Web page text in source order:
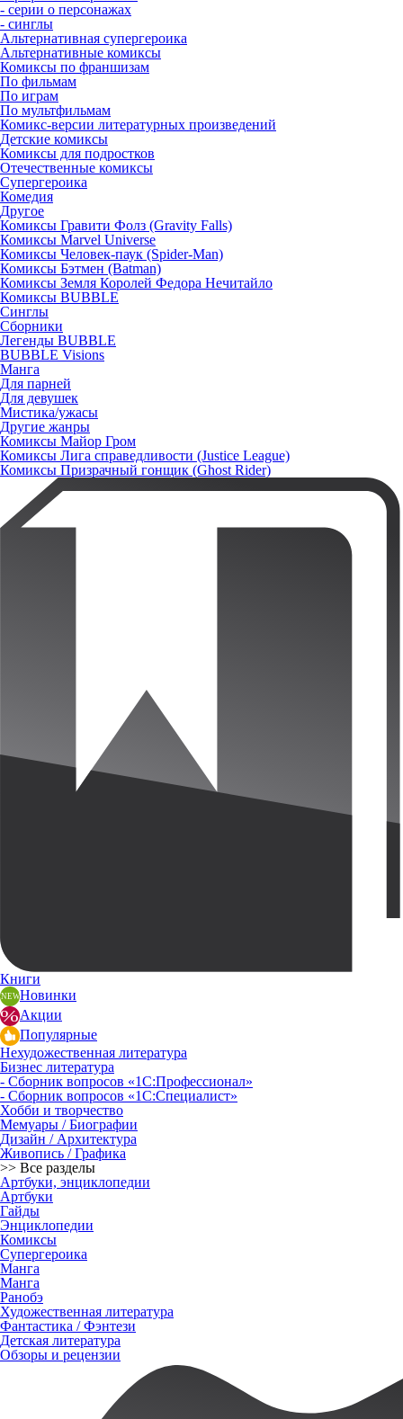
- серии о персонажах
- синглы
Альтернативная супергероика
Альтернативные комиксы
Комиксы по франшизам
По фильмам
По играм
По мультфильмам
Комикс-версии литературных произведений
Детские комиксы
Комиксы для подростков
Отечественные комиксы
Супергероика
Комедия
Другое
Комиксы Гравити Фолз (Gravity Falls)
Комиксы Marvel Universe
Комиксы Человек-паук (Spider-Man)
Комиксы Бэтмен (Batman)
Комиксы Земля Королей Федора Нечитайло
Комиксы BUBBLE
Синглы
Сборники
Легенды BUBBLE
BUBBLE Visions
Манга
Для парней
Для девушек
Мистика/ужасы
Другие жанры
Комиксы Майор Гром
Комиксы Лига справедливости (Justice League)
Комиксы Призрачный гонщик (Ghost Rider)
Книги
Новинки
Акции
Популярные
Нехудожественная литература
Бизнес литература
- Сборник вопросов «1С:Профессионал»
- Сборник вопросов «1С:Специалист»
Хобби и творчество
Мемуары / Биографии
Дизайн / Архитектура
Живопись / Графика
>> Все разделы
Артбуки, энциклопедии
Артбуки
Гайды
Энциклопедии
Комиксы
Супергероика
Манга
Манга
Ранобэ
Художественная литература
Фантастика / Фэнтези
Детская литература
Обзоры и рецензии